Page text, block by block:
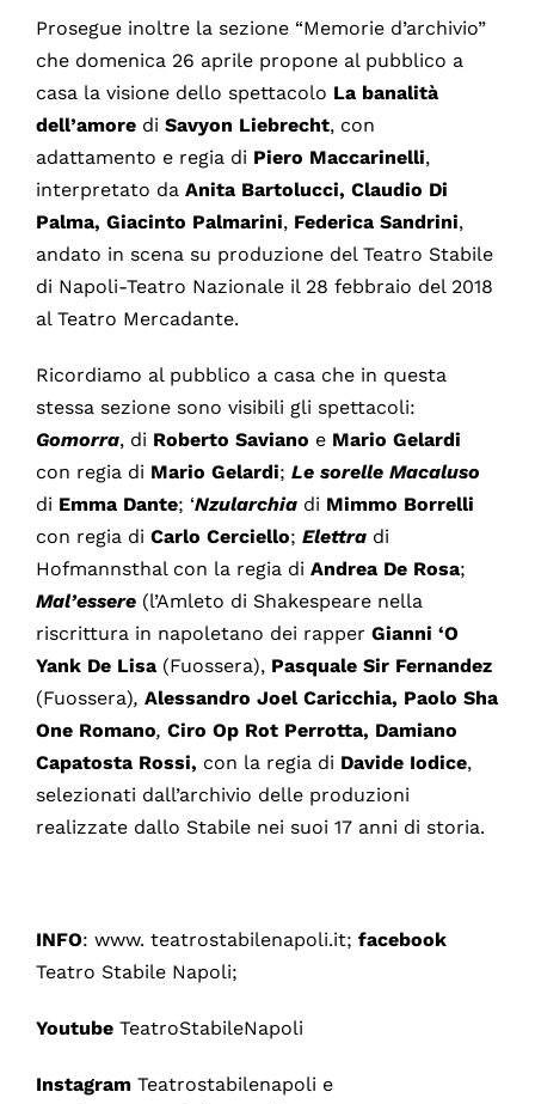
Prosegue inoltre la sezione “Memorie d’archivio”
che domenica 26 aprile propone al pubblico a
casa la visione dello spettacolo La banalità
dell’amoredi Savyon Liebrecht, con
adattamento e regia di Piero Maccarinelli,
interpretato daAnita Bartolucci, Claudio Di
Palma, Giacinto Palmarini,Federica Sandrini,
andato in scena su produzione del Teatro Stabile
di Napoli-Teatro Nazionale il 28 febbraio del 2018
al Teatro Mercadante.
Ricordiamo al pubblico a casa che in questa
stessa sezione sono visibili gli spettacoli:
Gomorra, di Roberto Saviano e Mario Gelardi
con regia di Mario Gelardi; Le sorelle Macaluso
di Emma Dante; ‘Nzularchiadi Mimmo Borrelli
con regia di Carlo Cerciello; Elettradi
Hofmannsthal con la regia di Andrea De Rosa;
Mal’essere (l’Amleto di Shakespeare nella
riscrittura in napoletano dei rapper Gianni ‘O
Yank De Lisa (Fuossera),Pasquale Sir Fernandez
(Fuossera), Alessandro Joel Caricchia, Paolo Sha
One Romano, Ciro Op Rot Perrotta, Damiano
Capatosta Rossi, con la regia di Davide Iodice,
selezionati dall’archivio delle produzioni
realizzate dallo Stabile nei suoi 17 anni di storia.
INFO: www. teatrostabilenapoli.it; facebook
Teatro Stabile Napoli;
YoutubeTeatroStabileNapoli
InstagramTeatrostabilenapoli e